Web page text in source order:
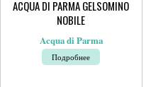
ACQUA DI PARMA GELSOMINO
NOBILE
Acqua di Parma
Подробнее